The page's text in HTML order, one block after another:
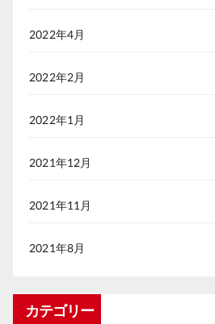
2022年4月
2022年2月
2022年1月
2021年12月
2021年11月
2021年8月
カテゴリー